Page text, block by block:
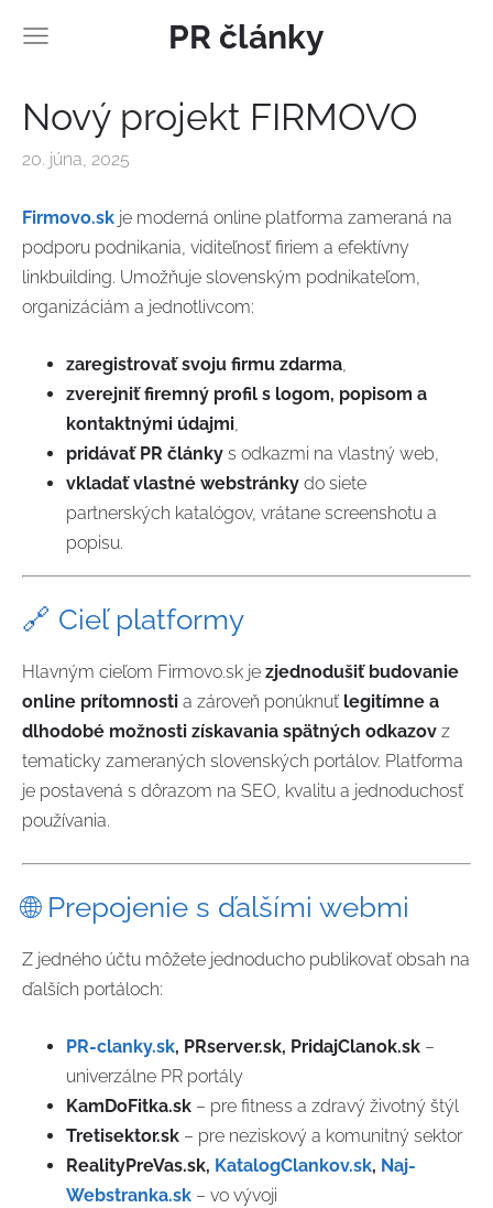
PR články
Nový projekt FIRMOVO
20. júna, 2025
Firmovo.sk je moderná online platforma zameraná na
podporu podnikania, viditeľnosť firiem a efektívny
linkbuilding. Umožňuje slovenským podnikateľom,
organizáciám a jednotlivcom:
zaregistrovať svoju firmu zdarma,
zverejniť firemný profil s logom, popisom a
kontaktnými údajmi,
pridávať PR články s odkazmi na vlastný web,
vkladať vlastné webstránky do siete
partnerských katalógov, vrátane screenshotu a
popisu.
🔗 Cieľ platformy
Hlavným cieľom Firmovo.sk je zjednodušiť budovanie
online prítomnosti a zároveň ponúknuť legitímne a
dlhodobé možnosti získavania spätných odkazov z
tematicky zameraných slovenských portálov. Platforma
je postavená s dôrazom na SEO, kvalitu a jednoduchosť
používania.
🌐 Prepojenie s ďalšími webmi
Z jedného účtu môžete jednoducho publikovať obsah na
ďalších portáloch:
PR-clanky.sk, PRserver.sk, PridajClanok.sk –
univerzálne PR portály
KamDoFitka.sk – pre fitness a zdravý životný štýl
Tretisektor.sk – pre neziskový a komunitný sektor
RealityPreVas.sk, KatalogClankov.sk, Naj-
Webstranka.sk – vo vývoji